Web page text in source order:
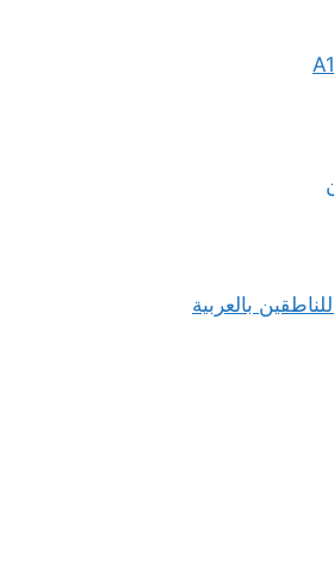
بالعربية